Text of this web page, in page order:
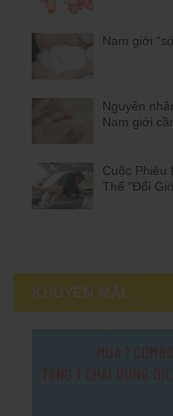
Nam giới
Nguyên
Nam giới
Cuộc Phiêu
Thế "Đổi
KHUYẾN MÃI: